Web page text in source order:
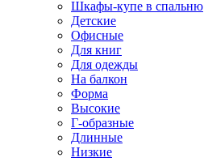
Шкафы-купе в спальню
Детские
Офисные
Для книг
Для одежды
На балкон
Форма
Высокие
Г-образные
Длинные
Низкие